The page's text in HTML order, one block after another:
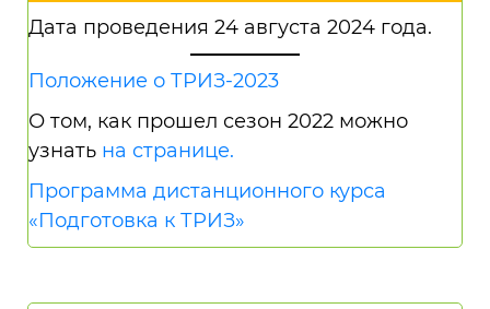
Дата проведения 24 августа 2024 года.
Положение о ТРИЗ-2023
О том, как прошел сезон 2022 можно
узнать на странице.
Программа дистанционного курса
«Подготовка к ТРИЗ»